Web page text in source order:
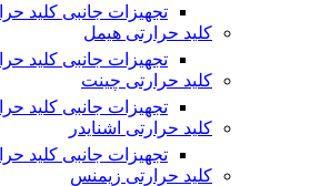
تجهیزات جانبی کلید
کلید حرارتی هیمل
تجهیزات جانبی کلید
کلید حرارتی چینت
تجهیزات جانبی کلید
کلید حرارتی اشنایدر
تجهیزات جانبی کلید
کلید حرارتی زیمنس